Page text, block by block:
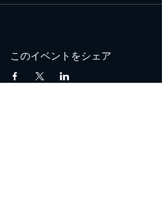
このイベントをシェア